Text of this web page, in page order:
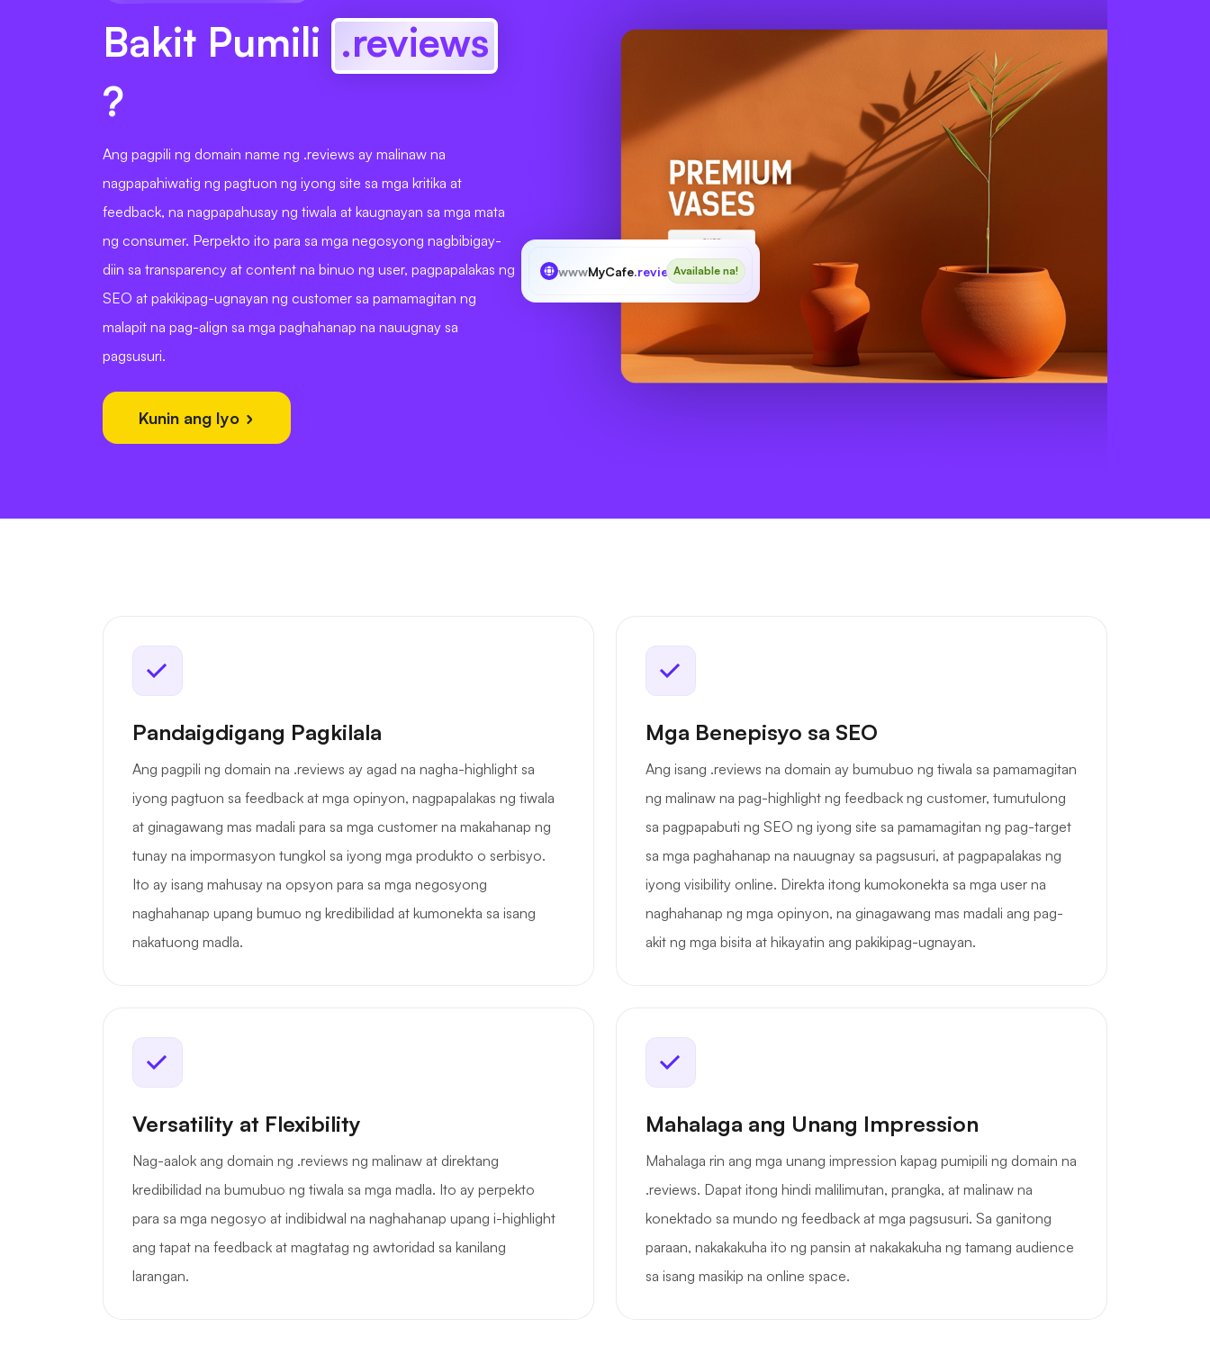
Bakit Pumili .reviews
?
Ang pagpili ng domain name ng .reviews ay malinaw na
nagpapahiwatig ng pagtuon ng iyong site sa mga kritika at
feedback, na nagpapahusay ng tiwala at kaugnayan sa mga mata
ng consumer. Perpekto ito para sa mga negosyong nagbibigay-
diin sa transparency at content na binuo ng user, pagpapalakas ng
SEO at pakikipag-ugnayan ng customer sa pamamagitan ng
malapit na pag-align sa mga paghahanap na nauugnay sa
pagsusuri.
Kunin ang Iyo
wwwMyCafe.reviewsAvailable na!
Pandaigdigang Pagkilala
Ang pagpili ng domain na .reviews ay agad na nagha-highlight sa
iyong pagtuon sa feedback at mga opinyon, nagpapalakas ng tiwala
at ginagawang mas madali para sa mga customer na makahanap ng
tunay na impormasyon tungkol sa iyong mga produkto o serbisyo.
Ito ay isang mahusay na opsyon para sa mga negosyong
naghahanap upang bumuo ng kredibilidad at kumonekta sa isang
nakatuong madla.
Mga Benepisyo sa SEO
Ang isang .reviews na domain ay bumubuo ng tiwala sa pamamagitan
ng malinaw na pag-highlight ng feedback ng customer, tumutulong
sa pagpapabuti ng SEO ng iyong site sa pamamagitan ng pag-target
sa mga paghahanap na nauugnay sa pagsusuri, at pagpapalakas ng
iyong visibility online. Direkta itong kumokonekta sa mga user na
naghahanap ng mga opinyon, na ginagawang mas madali ang pag-
akit ng mga bisita at hikayatin ang pakikipag-ugnayan.
Versatility at Flexibility
Nag-aalok ang domain ng .reviews ng malinaw at direktang
kredibilidad na bumubuo ng tiwala sa mga madla. Ito ay perpekto
para sa mga negosyo at indibidwal na naghahanap upang i-highlight
ang tapat na feedback at magtatag ng awtoridad sa kanilang
larangan.
Mahalaga ang Unang Impression
Mahalaga rin ang mga unang impression kapag pumipili ng domain na
.reviews. Dapat itong hindi malilimutan, prangka, at malinaw na
konektado sa mundo ng feedback at mga pagsusuri. Sa ganitong
paraan, nakakakuha ito ng pansin at nakakakuha ng tamang audience
sa isang masikip na online space.